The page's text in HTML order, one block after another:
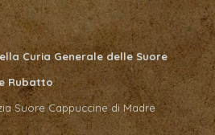
Curia Generale delle Suore
Rubatto
Suore Cappuccine di Madre